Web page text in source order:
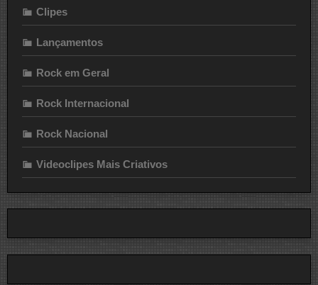
Clipes
Lançamentos
Rock em Geral
Rock Internacional
Rock Nacional
Videoclipes Mais Criativos